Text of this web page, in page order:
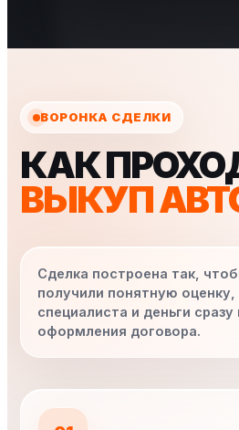
ВОРОНКА СДЕЛКИ
КАК
ВЫКУП
Сделка построена так,
получили понятную
специалиста и деньги сразу
оформления договора.